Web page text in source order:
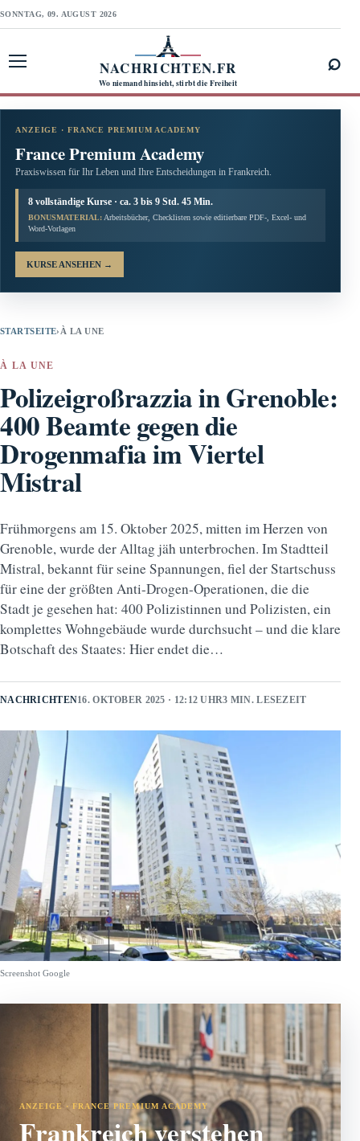
SONNTAG, 09. AUGUST 2026
NACHRICHTEN.FR
Wo niemand hinsieht, stirbt die Freiheit
⌕
ANZEIGE · FRANCE PREMIUM ACADEMY
France Premium Academy
Praxiswissen für Ihr Leben und Ihre Entscheidungen in Frankreich.
8 vollständige Kurse · ca. 3 bis 9 Std. 45 Min.
BONUSMATERIAL: Arbeitsbücher, Checklisten sowie editierbare PDF-, Excel- und
Word-Vorlagen
KURSE ANSEHEN →
STARTSEITE› À LA UNE
À LA UNE
Polizeigroßrazzia in Grenoble:
400 Beamte gegen die
Drogenmafia im Viertel
Mistral
Frühmorgens am 15. Oktober 2025, mitten im Herzen von
Grenoble, wurde der Alltag jäh unterbrochen. Im Stadtteil
Mistral, bekannt für seine Spannungen, fiel der Startschuss
für eine der größten Anti-Drogen-Operationen, die die
Stadt je gesehen hat: 400 Polizistinnen und Polizisten, ein
komplettes Wohngebäude wurde durchsucht – und die klare
Botschaft des Staates: Hier endet die…
NACHRICHTEN16. OKTOBER 2025 · 12:12 UHR3 MIN. LESEZEIT
Screenshot Google
ANZEIGE · FRANCE PREMIUM ACADEMY
Frankreich verstehen